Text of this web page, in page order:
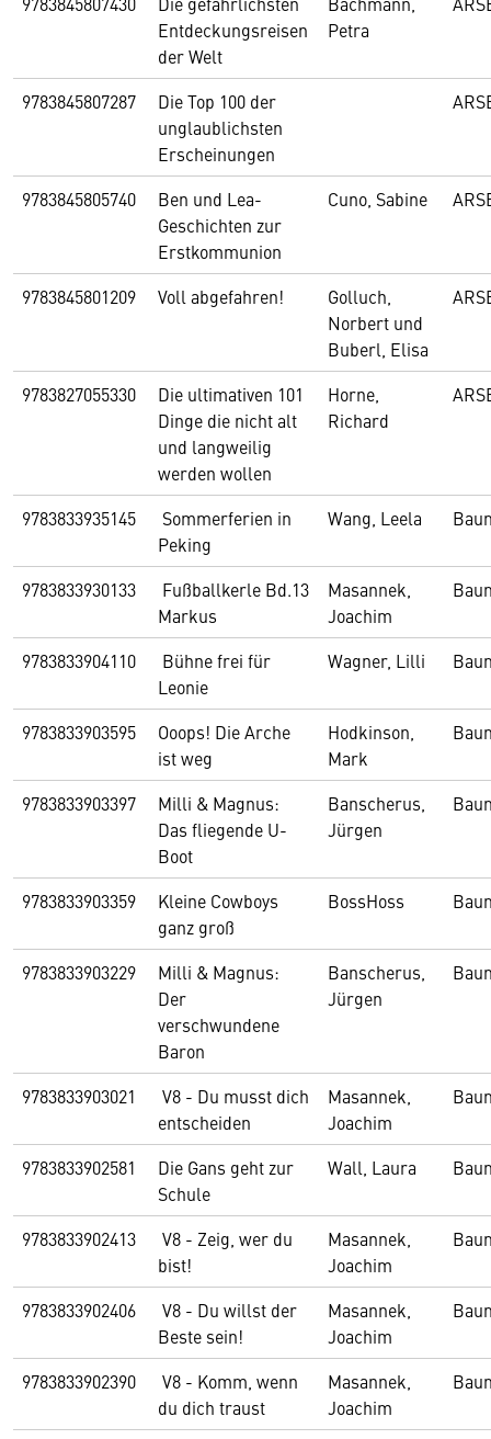
Entdeckungsreisen
der Welt
Petra
9783845807287
Die Top 100 der
unglaublichsten
Erscheinungen
9783845805740
Ben und Lea-
Geschichten zur
Erstkommunion
Cuno, Sabine
9783845801209 Voll abgefahren!
Golluch,
Norbert und
Buberl, Elisa
9783827055330
Die ultimativen 101
Dinge die nicht alt
und langweilig
werden wollen
Horne,
Richard
9783833935145
Sommerferien in
Peking
Wang, Leela
9783833930133
Fußballkerle Bd.13
Markus
Masannek,
Joachim
9783833904110
Bühne frei für
Leonie
Wagner, Lilli
9783833903595
Ooops! Die Arche
ist weg
Hodkinson,
Mark
9783833903397
Milli & Magnus:
Das fliegende U-
Boot
Banscherus,
Jürgen
9783833903359
Kleine Cowboys
ganz groß
BossHoss
9783833903229
Milli & Magnus:
Der
verschwundene
Baron
Banscherus,
Jürgen
9783833903021
V8 - Du musst dich
entscheiden
Masannek,
Joachim
9783833902581
Die Gans geht zur
Schule
Wall, Laura
9783833902413
V8 - Zeig, wer du
bist!
Masannek,
Joachim
9783833902406
V8 - Du willst der
Beste sein!
Masannek,
Joachim
9783833902390
V8 - Komm, wenn
du dich traust
Masannek,
Joachim